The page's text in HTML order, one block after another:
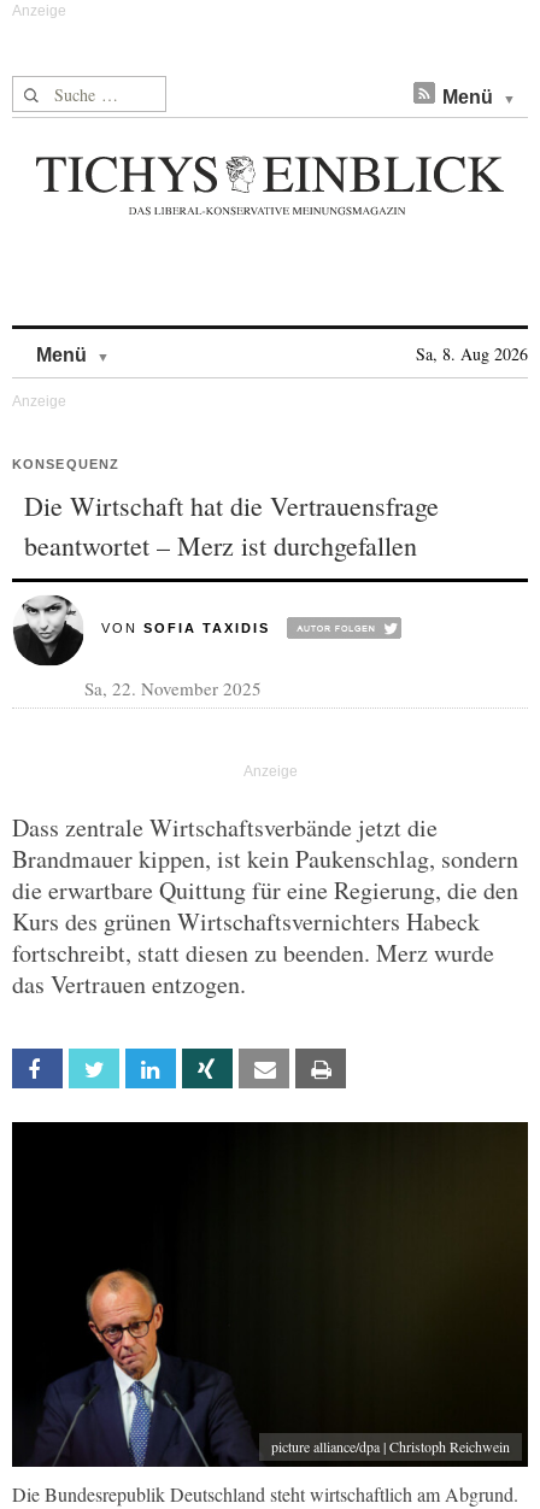
Suche nach: Menü
Menü Sa, 8. Aug 2026
KONSEQUENZ
Die Wirtschaft hat die Vertrauensfrage
beantwortet – Merz ist durchgefallen
VON SOFIA TAXIDIS
Sa, 22. November 2025
Dass zentrale Wirtschaftsverbände jetzt die
Brandmauer kippen, ist kein Paukenschlag, sondern
die erwartbare Quittung für eine Regierung, die den
Kurs des grünen Wirtschaftsvernichters Habeck
fortschreibt, statt diesen zu beenden. Merz wurde
das Vertrauen entzogen.
Facebook Twitter Linkedin Xing Email
picture alliance/dpa | Christoph Reichwein
Die Bundesrepublik Deutschland steht wirtschaftlich am Abgrund.